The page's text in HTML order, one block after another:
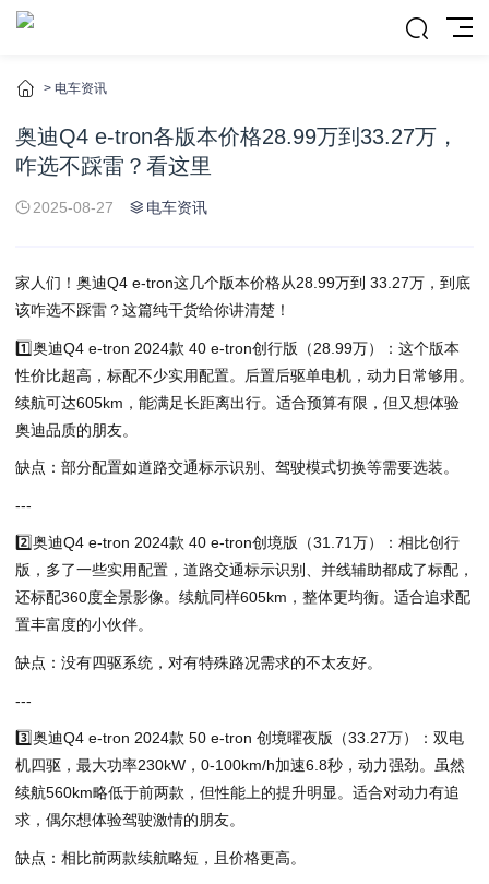
> 电车资讯
奥迪Q4 e-tron各版本价格28.99万到33.27万，
咋选不踩雷？看这里
2025-08-27 电车资讯
家人们！奥迪Q4 e-tron这几个版本价格从28.99万到 33.27万，到底
该咋选不踩雷？这篇纯干货给你讲清楚！
1️⃣奥迪Q4 e-tron 2024款 40 e-tron创行版（28.99万）：这个版本
性价比超高，标配不少实用配置。后置后驱单电机，动力日常够用。
续航可达605km，能满足长距离出行。适合预算有限，但又想体验
奥迪品质的朋友。
️缺点：部分配置如道路交通标示识别、驾驶模式切换等需要选装。
---
2️⃣奥迪Q4 e-tron 2024款 40 e-tron创境版（31.71万）：相比创行
版，多了一些实用配置，道路交通标示识别、并线辅助都成了标配，
还标配360度全景影像。续航同样605km，整体更均衡。适合追求配
置丰富度的小伙伴。
️缺点：没有四驱系统，对有特殊路况需求的不太友好。
---
3️⃣奥迪Q4 e-tron 2024款 50 e-tron 创境曜夜版（33.27万）：双电
机四驱，最大功率230kW，0-100km/h加速6.8秒，动力强劲。虽然
续航560km略低于前两款，但性能上的提升明显。适合对动力有追
求，偶尔想体验驾驶激情的朋友。
️缺点：相比前两款续航略短，且价格更高。